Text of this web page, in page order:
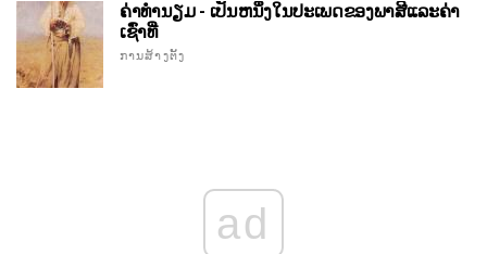
ຄ່າທໍານຽມ - ເປັນຫນຶ່ງໃນປະເພດຂອງພາສີແລະຄ່າ
ເຊົ່າທີ່
ການສ້າງຕັ້ງ
ad